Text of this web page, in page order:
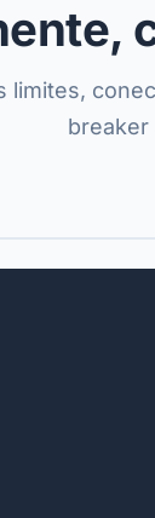
limites,
breaker